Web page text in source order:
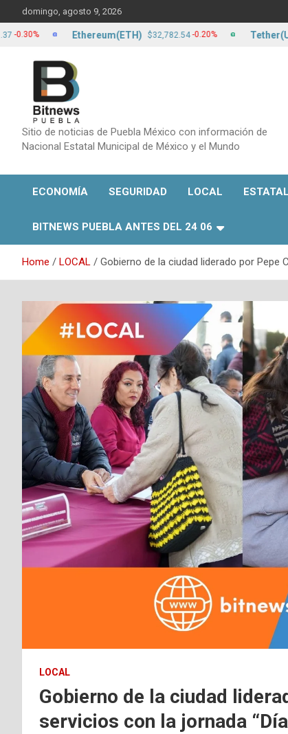
to
content
domingo, agosto 9, 2026
Sitio de noticias de Puebla México con información de
Nacional Estatal Municipal de México y el Mundo
ECONOMÍA SEGURIDAD LOCAL ESTATAL
BITNEWS PUEBLA ANTES DEL 24 06
Home LOCAL Gobierno de la ciudad liderado por Pepe
LOCAL
Gobierno de la ciudad
servicios con la jornada
Ethereum(ETH) $32,782.54 -0.20% Tether(USDT)